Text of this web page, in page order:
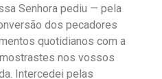
Senhora pediu — pela
dos pecadores
quotidianos com a
nos vossos
Intercedei pelas